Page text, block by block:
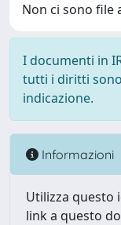
Non ci sono file
I documenti in
tutti i diritti
indicazione.
Informazioni
Utilizza questo
link a questo